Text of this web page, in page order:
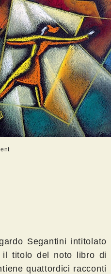
Segantini intitolato
il titolo del noto libro di
quattordici racconti